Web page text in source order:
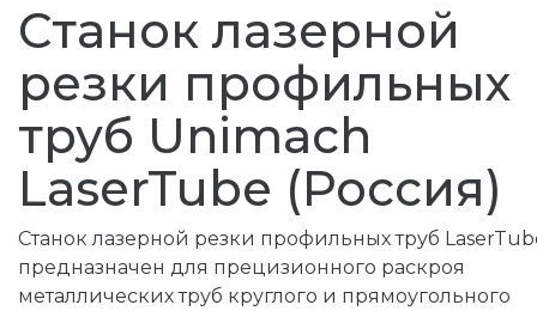
Станок лазерной
резки профильных
труб Unimach
LaserTube (Россия)
Станок лазерной резки профильных труб
предназначен для прецизионного раскроя
металлических труб круглого и прямоугольного